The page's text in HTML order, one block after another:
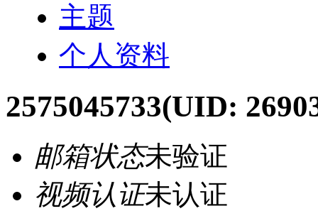
主题
个人资料
2575045733(UID:
邮箱状态未验证
视频认证未认证